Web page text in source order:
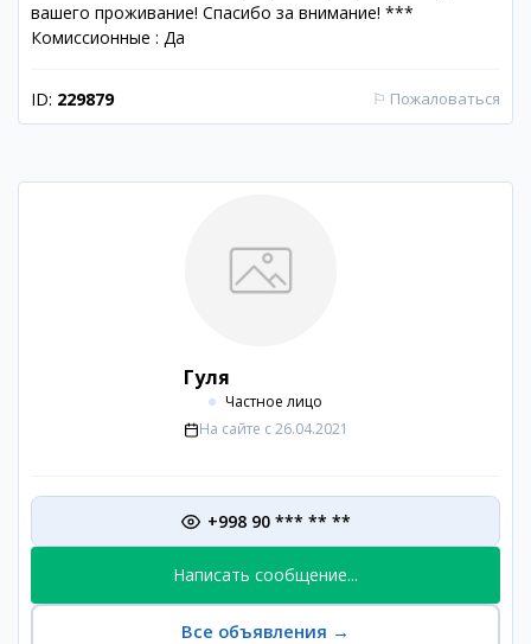
вашего проживание! Спасибо за внимание! ***
Комиссионные : Да
ID: 229879 ⚐ Пожаловаться
Гуля
Частное лицо
На сайте с 26.04.2021
+998 90 *** ** **
Написать сообщение...
Все объявления →